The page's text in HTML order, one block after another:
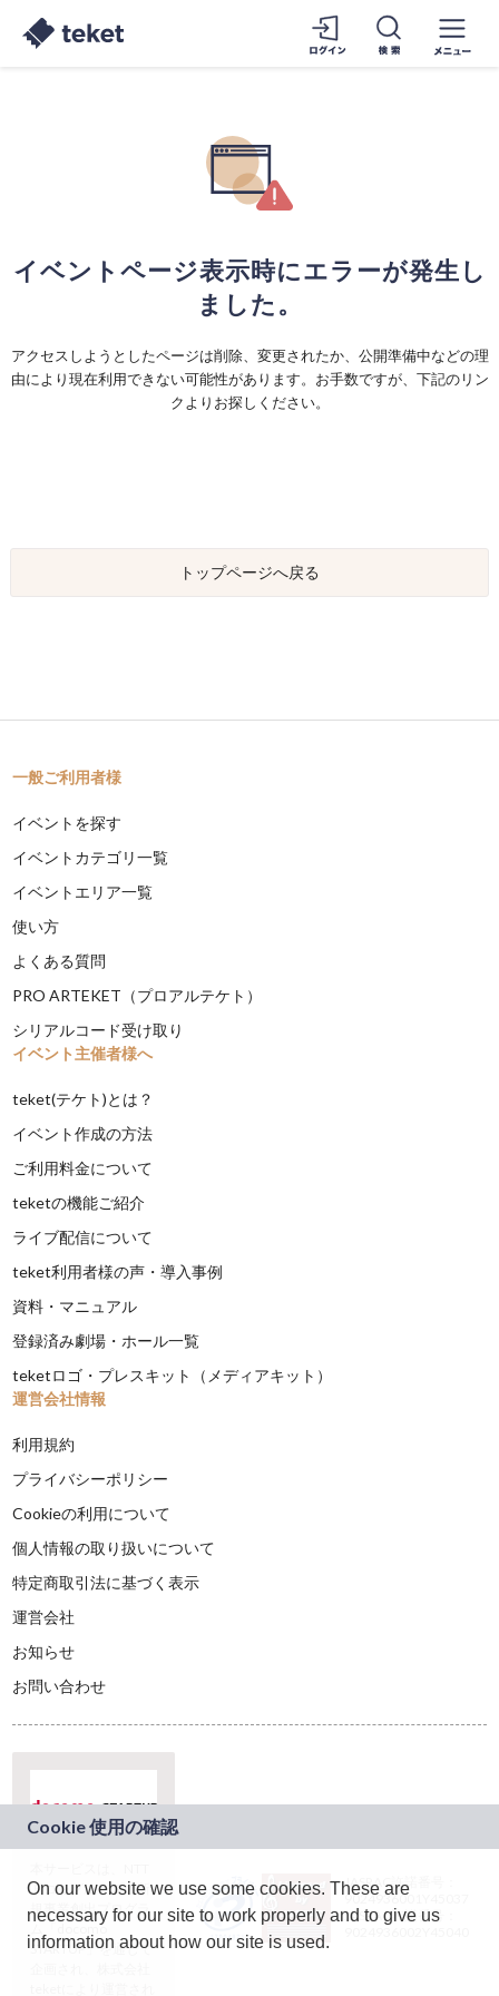
イベントページ表示時にエラーが発生し
ました。
アクセスしようとしたページは削除、変更されたか、公開準備中などの理
由により現在利用できない可能性があります。お手数ですが、下記のリン
クよりお探しください。
トップページへ戻る
一般ご利用者様
イベントを探す
イベントカテゴリ一覧
イベントエリア一覧
使い方
よくある質問
PRO ARTEKET（プロアルテケト）
シリアルコード受け取り
イベント主催者様へ
teket(テケト)とは？
イベント作成の方法
ご利用料金について
teketの機能ご紹介
ライブ配信について
teket利用者様の声・導入事例
資料・マニュアル
登録済み劇場・ホール一覧
teketロゴ・プレスキット（メディアキット）
運営会社情報
利用規約
プライバシーポリシー
Cookieの利用について
個人情報の取り扱いについて
特定商取引法に基づく表示
運営会社
お知らせ
お問い合わせ
ドコモグループの新
規事業創出プログラ
ム「docomo
STARTUP」を通じて
JASRAC許諾番号：
9024936001Y45037
JASRAC許諾番号：
On our website we use some cookies. These are
necessary for our site to work properly and to give us
information about how our site is used.